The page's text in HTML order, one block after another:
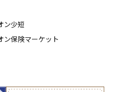
ン少短
ン保険マーケット